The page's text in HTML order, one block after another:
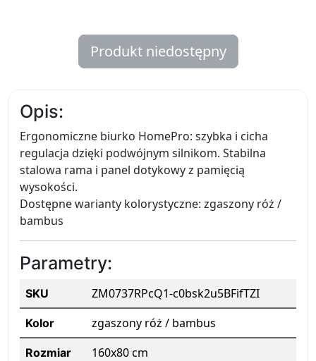
Produkt niedostępny
Opis:
Ergonomiczne biurko HomePro: szybka i cicha
regulacja dzięki podwójnym silnikom. Stabilna
stalowa rama i panel dotykowy z pamięcią
wysokości.
Dostępne warianty kolorystyczne: zgaszony róż /
bambus
Parametry:
SKU ZM0737RPcQ1-c0bsk2u5BFifTZI
Kolor zgaszony róż / bambus
Rozmiar 160x80 cm